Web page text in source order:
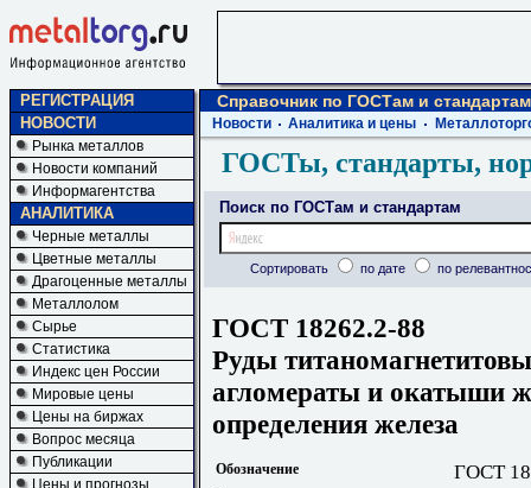
РЕГИСТРАЦИЯ
НОВОСТИ
Рынка металлов
Новости компаний
Информагентства
АНАЛИТИКА
Черные металлы
Цветные металлы
Драгоценные металлы
Металлолом
Сырье
Статистика
Индекс цен России
Мировые цены
Цены на биржах
Вопрос месяца
Публикации
Цены и прогнозы
Справочник по ГОСТам и стандартам
Новости Аналитика и цены
ГОСТы, стандарты,
Поиск по ГОСТам и стандартам
Сортировать по дате по
ГОСТ 18262.2-88
Руды
агломераты и окатыши
определения железа
Обозначение ГОСТ